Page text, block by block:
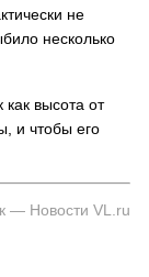
не
несколько
высота от
и чтобы его
— Новости VL.ru